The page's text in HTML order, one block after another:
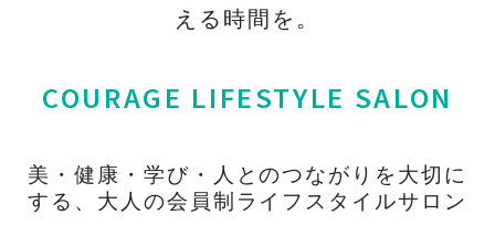
える時間を。
COURAGE LIFESTYLE SALON
美・健康・学び・人とのつながりを大切に
する、大人の会員制ライフスタイルサロン